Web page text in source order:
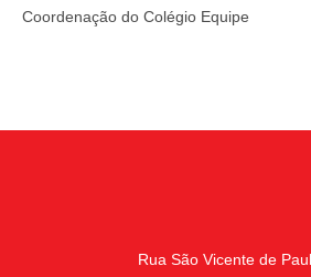
Coordenação do Colégio Equipe
Rua São Vicente de